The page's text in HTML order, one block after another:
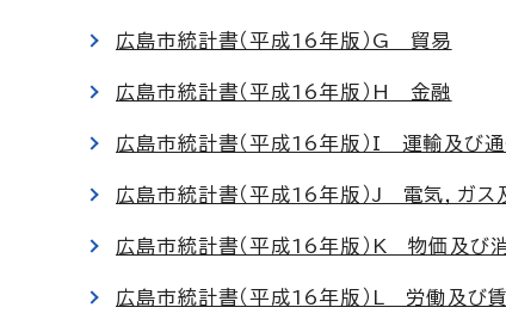
広島市統計書（平成16年版）G 貿易
広島市統計書（平成16年版）H 金融
広島市統計書（平成16年版）I 運輸及び
広島市統計書（平成16年版）J 電気，ガス
広島市統計書（平成16年版）K 物価及び
広島市統計書（平成16年版）L 労働及び